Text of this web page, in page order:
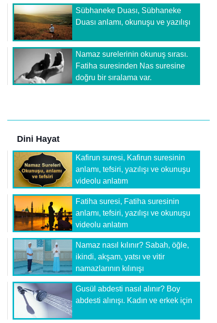
Sübhaneke Duası, Sübhaneke
Duası anlamı, okunuşu ve yazılışı
Namaz surelerinin okunuş sırası.
Fatiha suresinden Nas suresine
doğru bir sıralama var.
Dini Hayat
Kafirun suresi, Kafirun suresinin
anlamı, tefsiri, yazılışı ve okunuşu
videolu anlatım
Fatiha suresi, Fatiha suresinin
anlamı, tefsiri, yazılışı ve okunuşu
videolu anlatım
Namaz nasıl kılınır? Sabah, öğle,
ikindi, akşam, yatsı ve vitir
namazlarının kılınışı
Gusül abdesti nasıl alınır? Boy
abdesti alınışı. Kadın ve erkek için